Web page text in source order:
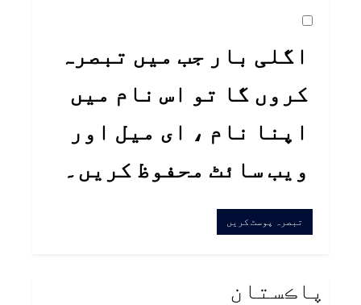
اگلی بار جب میں تبصرہ
کروں گا تو اس نام میں
اپنا نام ، ای میل اور
ویب سائٹ محفوظ کریں۔
پاڪستان